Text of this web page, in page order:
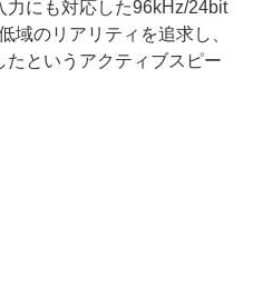
にも対応した96kHz/24bit
域のリアリティを追求し、
というアクティブスピー